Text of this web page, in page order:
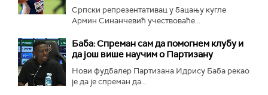
Српски репрезентативац у бацању кугле
Армин Синанчевић учествоваће...
Баба: Спреман сам да помогнем клубу и
да још више научим о Партизану
Нови фудбалер Партизана Идрису Баба рекао
је да је спреман да...